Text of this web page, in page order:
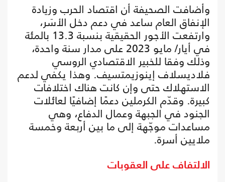
وأضافت الصحيفة أن اقتصاد الحرب وزيادة
الإنفاق العام ساعد في دعم دخل الأسَر،
وارتفعت الأجور الحقيقية بنسبة 13.3 بالمئة
في أيار/ مايو 2023 على مدار سنة واحدة،
وذلك وفقا للخبير الاقتصادي الروسي
فلاديسلاف إينوزيمتسيف. وهذا يكفي لدعم
الاستهلاك حتى وإن كانت هناك اختلافات
كبيرة. وقدّم الكرملين دعمًا إضافيًا لعائلات
الجنود في الجبهة وعمال الدفاع، وهي
مساعدات موجّهة إلى ما بين أربعة وخمسة
ملايين أسرة.
الالتفاف على العقوبات